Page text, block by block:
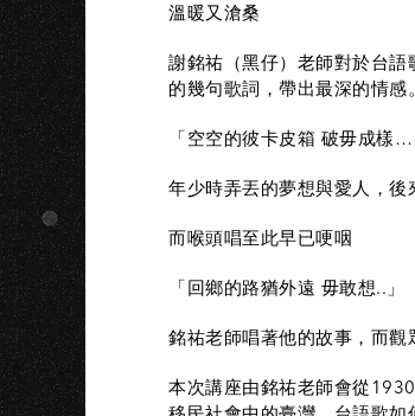
溫暖又滄桑
謝銘祐（黑仔）老師對於台
的幾句歌詞，帶出最深的情感。
「空空的彼卡皮箱 破毋成樣…
年少時弄丟的夢想與愛人，
而喉頭唱至此早已哽咽
「回鄉的路猶外遠 毋敢想..」
銘祐老師唱著他的故事，而觀
本次講座由銘祐老師會從